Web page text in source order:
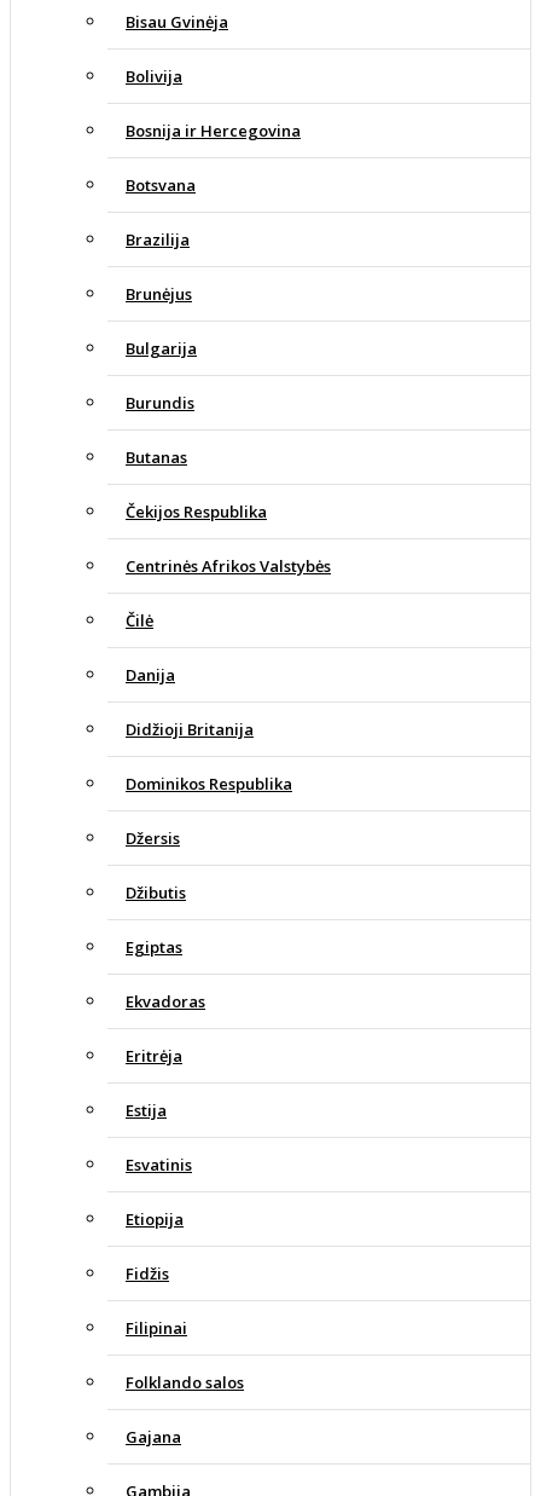
Bisau Gvinėja
Bolivija
Bosnija ir Hercegovina
Botsvana
Brazilija
Brunėjus
Bulgarija
Burundis
Butanas
Čekijos Respublika
Centrinės Afrikos Valstybės
Čilė
Danija
Didžioji Britanija
Dominikos Respublika
Džersis
Džibutis
Egiptas
Ekvadoras
Eritrėja
Estija
Esvatinis
Etiopija
Fidžis
Filipinai
Folklando salos
Gajana